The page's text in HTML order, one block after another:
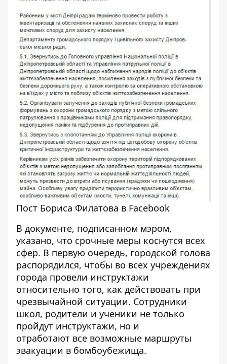
Пост Бориса Филатова в Facebook
В документе, подписанном мэром,
указано, что срочные меры коснутся всех
сфер. В первую очередь, городской голова
распорядился, чтобы во всех учреждениях
города провели инструктажи
относительно того, как действовать при
чрезвычайной ситуации. Сотрудники
школ, родители и ученики не только
пройдут инструктажи, но и
отработают все возможные маршруты
эвакуации в бомбоубежища.